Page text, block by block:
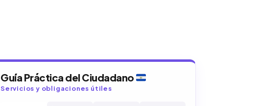
Guía Práctica del Ciudadano
Servicios y obligaciones útiles